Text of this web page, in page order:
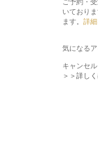
ご予約・
いており
ます。 詳
気になる
キャンセ
＞＞詳し